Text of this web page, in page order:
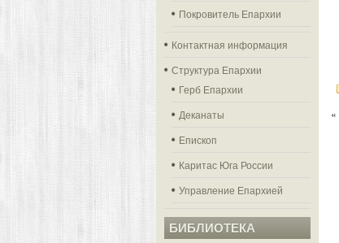
Покровитель Епархии
Контактная информация
Структура Епархии
Герб Епархии
Деканаты
Епископ
Каритас Юга России
Управление Епархией
БИБЛИОТЕКА
«